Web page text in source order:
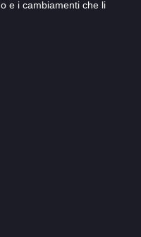
e i cambiamenti che li